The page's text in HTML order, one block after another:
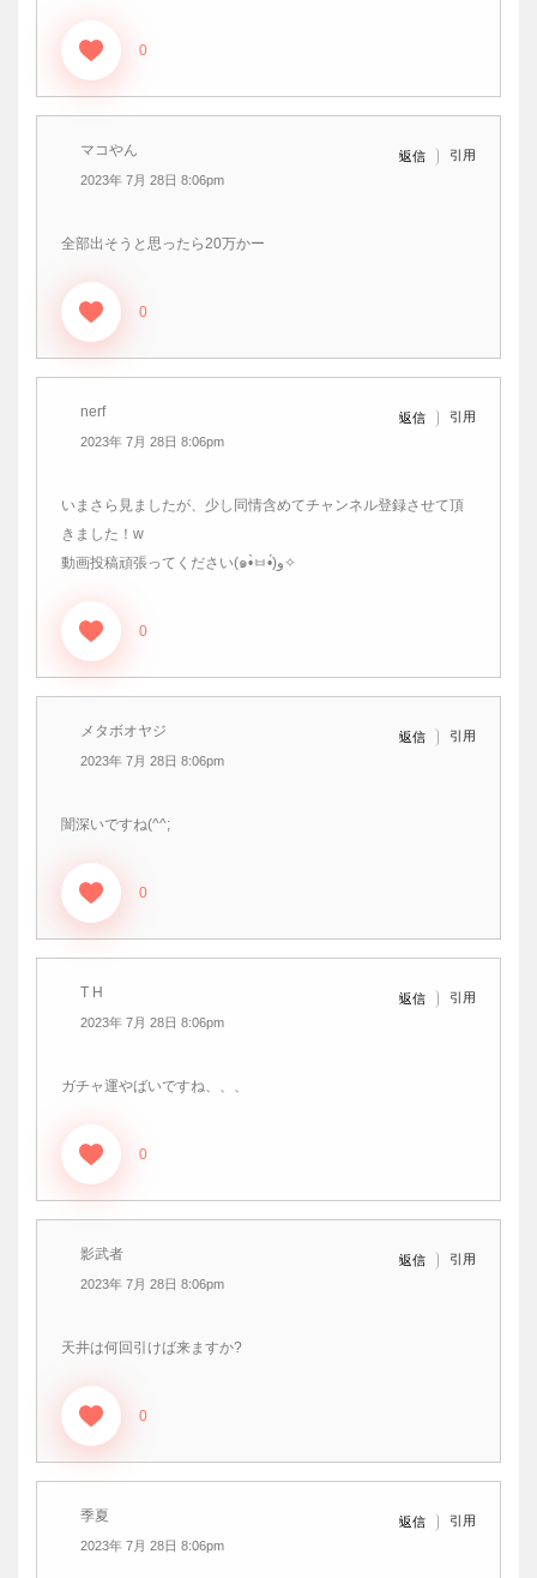
0
マコやん
2023年 7月 28日 8:06pm
返信 引用
全部出そうと思ったら20万かー
0
nerf
2023年 7月 28日 8:06pm
返信 引用
いまさら見ましたが、少し同情含めてチャンネル登録させて頂
きました！w
動画投稿頑張ってください(๑•̀ㅂ•́)و✧
0
メタボオヤジ
2023年 7月 28日 8:06pm
返信 引用
闇深いですね(^^;
0
T H
2023年 7月 28日 8:06pm
返信 引用
ガチャ運やばいですね、、、
0
影武者
2023年 7月 28日 8:06pm
返信 引用
天井は何回引けば来ますか?
0
季夏
2023年 7月 28日 8:06pm
返信 引用